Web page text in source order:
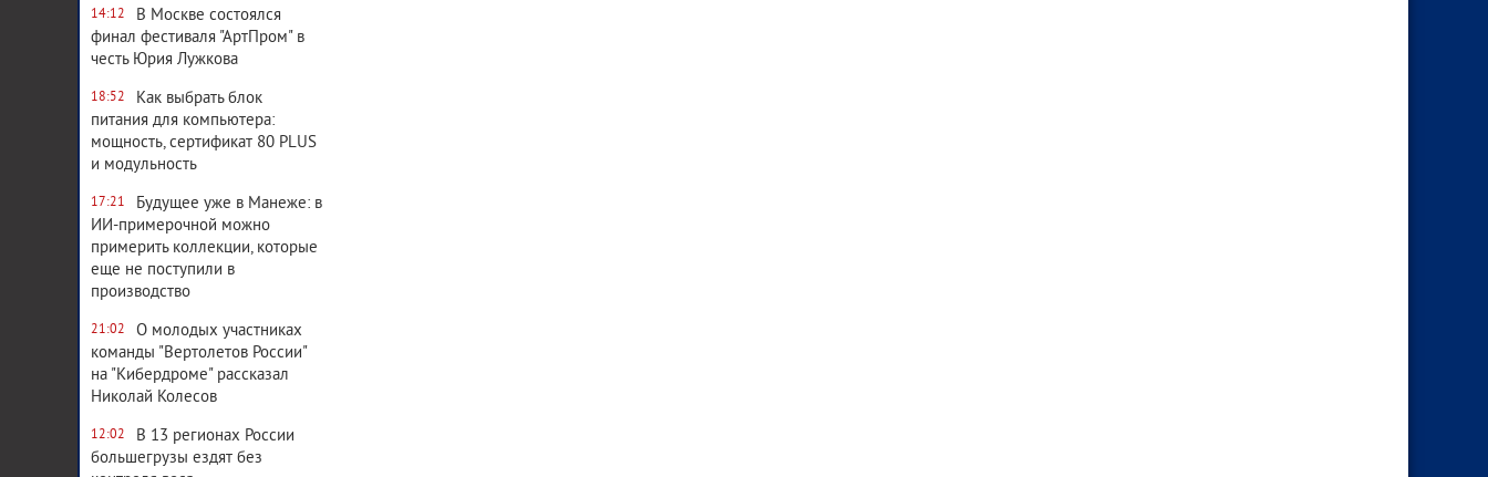
14:12
В Москве состоялся
финал фестиваля "АртПром" в
честь Юрия Лужкова
18:52
Как выбрать блок
питания для компьютера:
мощность, сертификат 80 PLUS
и модульность
17:21
Будущее уже в Манеже: в
ИИ-примерочной можно
примерить коллекции, которые
еще не поступили в
производство
21:02
О молодых участниках
команды "Вертолетов России"
на "Кибердроме" рассказал
Николай Колесов
12:02
В 13 регионах России
большегрузы ездят без